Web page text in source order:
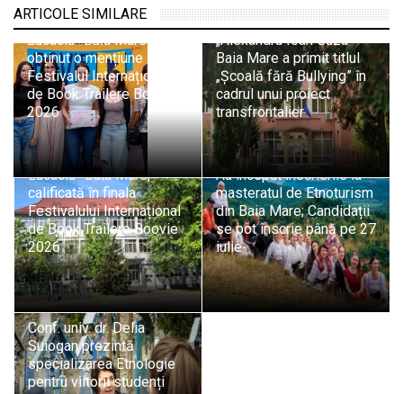
ARTICOLE SIMILARE
Echipa Colegiului „Vasile
Lucaciu” Baia Mare a
obținut o mențiune la
Festivalul Internațional
de Book Trailere Boovie
2026
Școala Gimnazială
„Alexandru Ioan Cuza”
Baia Mare a primit titlul
„Școală fără Bullying” în
cadrul unui proiect
transfrontalier
Echipa Isopixel a
Colegiului „Vasile
Lucaciu” Baia Mare,
calificată în finala
Festivalului Internațional
de Book Trailere Boovie
2026
Au început înscrierile la
masteratul de Etnoturism
din Baia Mare; Candidații
se pot înscrie până pe 27
iulie
Conf. univ. dr. Delia
Suiogan prezintă
specializarea Etnologie
pentru viitorii studenți